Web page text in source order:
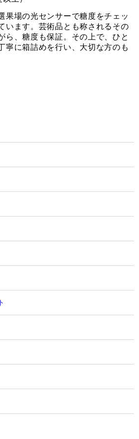
場の光センサーで糖度をチェッ
います。芸術品とも称されるその
ら、糖度も保証。その上で、ひと
寧に箱詰めを行い、大切な方のも